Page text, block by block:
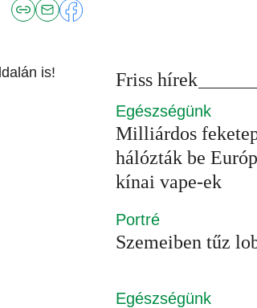
is! Friss hírek
Egészségünk
Milliárdos
hálózták be
kínai vape-ek
Portré
Szemeiben tűz
Egészségünk